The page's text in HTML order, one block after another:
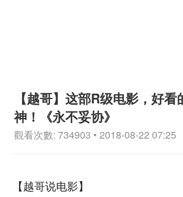
【越哥】这部R级电影，好
神！《永不妥协》
觀看次數: 734903 • 2018-08-22 07:25
【越哥说电影】